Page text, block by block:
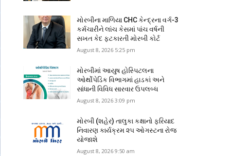
મોરબીના માળિયા CHC કેન્દ્રના વર્ગ-3
કર્મચારીને લાંચ કેસમાં પાંચ વર્ષની
સખત કેદ ફટકારતી મોરબી કોર્ટ
August 8, 2026 5:25 pm
મોરબીમાં આયુષ હોસ્પિટલના
ઓર્થોપેડિક વિભાગમાં હાડકાં અને
સાંધાની વિવિધ સારવાર ઉપલબ્ધ
August 8, 2026 3:09 pm
મોરબી (શહેર) તાલુકા કક્ષાનો ફરિયાદ
નિવારણ કાર્યક્રમ ૨૫ ઓગસ્ટના રોજ
યોજાશે
August 8, 2026 9:50 am